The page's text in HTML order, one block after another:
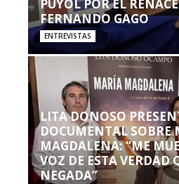
PUYOL POR EL
FERNANDO GAGO
ENTREVISTAS
LITA DONOSO
DOCUMENTAL SOBRE
MAGDALENA: “ME
VOZ DE ESTA VERDAD
NEGADA”